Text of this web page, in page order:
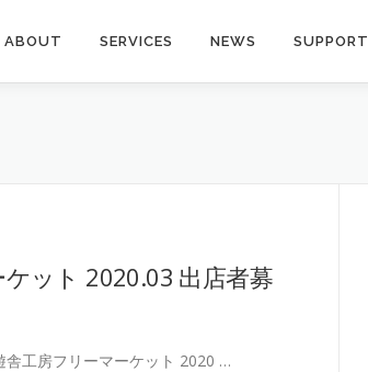
ABOUT SERVICES NEWS SUPPORT
ット 2020.03 出店者募
工房フリーマーケット 2020 …